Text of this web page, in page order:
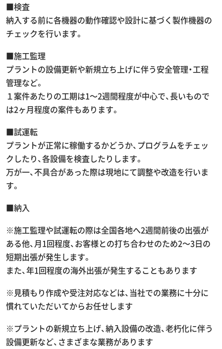
■検査
納入する前に各機器の動作確認や設計に基づく製作機器の
チェックを行います。
■施工監理
プラントの設備更新や新規立ち上げに伴う安全管理・工程
管理など。
１案件あたりの工期は1～2週間程度が中心で、長いもので
は2ヶ月程度の案件もあります。
■試運転
プラントが正常に稼働するかどうか、プログラムをチェッ
クしたり、各設備を検査したりします。
万が一、不具合があった際は現地にて調整や改造を行いま
す。
■納入
※施工監理や試運転の際は全国各地へ2週間前後の出張が
ある他、月1回程度、お客様との打ち合わせのため2～3日の
短期出張が発生します。
また、年1回程度の海外出張が発生することもあります
※見積もり作成や受注対応などは、当社での業務に十分に
慣れていただいてからお任せします
※プラントの新規立ち上げ、納入設備の改造、老朽化に伴う
設備更新など、さまざまな業務があります